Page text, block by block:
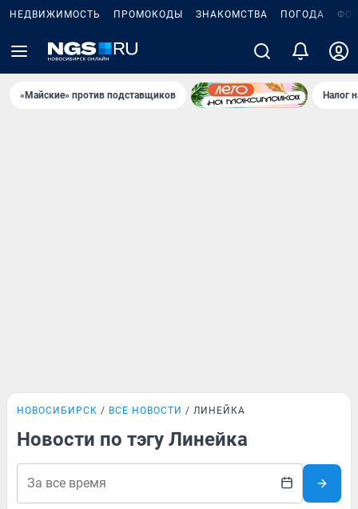
НЕДВИЖИМОСТЬ ПРОМОКОДЫ ЗНАКОМСТВА ПОГОДА
«Майские» против подставщиков Налог
НОВОСИБИРСК ВСЕ НОВОСТИ ЛИНЕЙКА
Новости по тэгу Линейка